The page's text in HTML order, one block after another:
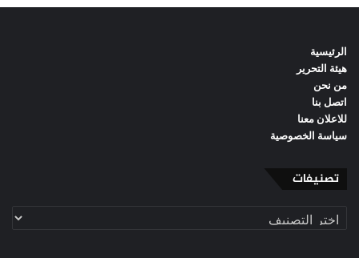
الرئيسية
هيئة التحرير
من نحن
اتصل بنا
للاعلان معنا
سياسة الخصوصية
تصنيفات
تصنيفات